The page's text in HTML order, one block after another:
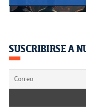
SUSCRIBIRSE A